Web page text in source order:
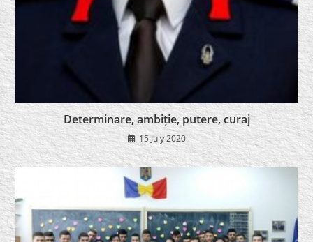
Determinare, ambiție, putere, curaj
15 July 2020